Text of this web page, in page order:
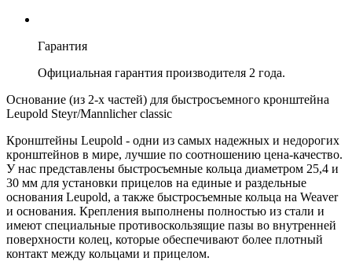
Гарантия
Официальная гарантия производителя 2 года.
Основание (из 2-х частей) для быстросъемного кронштейна
Leupold Steyr/Mannlicher classic
Кронштейны Leupold - одни из самых надежных и недорогих
кронштейнов в мире, лучшие по соотношению цена-качество.
У нас представлены быстросъемные кольца диаметром 25,4 и
30 мм для установки прицелов на единые и раздельные
основания Leupold, а также быстросъемные кольца на Weaver
и основания. Крепления выполнены полностью из стали и
имеют специальные противоскользящие пазы во внутренней
поверхности колец, которые обеспечивают более плотный
контакт между кольцами и прицелом.